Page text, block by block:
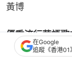
黃博
優秀流行華語歌
在Google
追蹤《香港01